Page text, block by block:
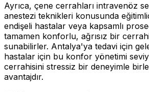
Ayrıca, çene cerrahları intravenöz
anestezi teknikleri konusunda
endişeli hastalar veya kapsamlı
tamamen konforlu, ağrısız bir
sunabilirler. Antalya'ya tedavi için
hastalar için bu konfor yönetimi
cerrahisini stressiz bir deneyimle
avantajdır.